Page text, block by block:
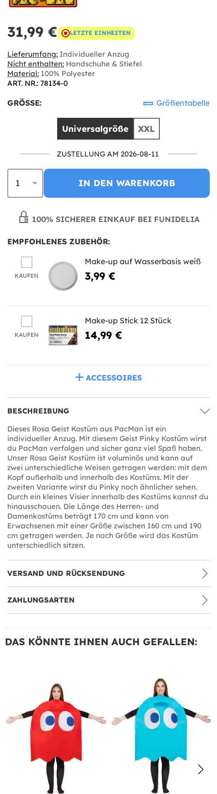
31,99 € LETZTE EINHEITEN
Lieferumfang: Individueller Anzug
Nicht enthalten: Handschuhe & Stiefel
Material: 100% Polyester
ART. NR.: 78134-0
GRÖSSE: Größentabelle
Universalgröße XXL
ZUSTELLUNG AM 2026-08-11
IN DEN WARENKORB
100% SICHERER EINKAUF BEI FUNIDELIA
EMPFOHLENES ZUBEHÖR:
KAUFEN
Make-up auf Wasserbasis weiß
3,99 €
KAUFEN
Make-up Stick 12 Stück
14,99 €
ACCESSOIRES
BESCHREIBUNG
Dieses Rosa Geist Kostüm aus PacMan ist ein
individueller Anzug. Mit diesem Geist Pinky Kostüm wirst
du PacMan verfolgen und sicher ganz viel Spaß haben.
Unser Rosa Geist Kostüm ist voluminös und kann auf
zwei unterschiedliche Weisen getragen werden: mit dem
Kopf außerhalb und innerhalb des Kostüms. Mit der
zweiten Variante wirst du Pinky noch ähnlicher sehen.
Durch ein kleines Visier innerhalb des Kostüms kannst du
hinausschauen. Die Länge des Herren- und
Damenkostüms beträgt 170 cm und kann von
Erwachsenen mit einer Größe zwischen 160 cm und 190
cm getragen werden. Je nach Größe wird das Kostüm
unterschiedlich sitzen.
VERSAND UND RÜCKSENDUNG
ZAHLUNGSARTEN
DAS KÖNNTE IHNEN AUCH GEFALLEN: